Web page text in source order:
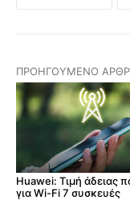
ΠΡΟΗΓΟΎΜΕΝΟ
Huawei: Τιμή άδειας
για Wi-Fi 7 συσκευές